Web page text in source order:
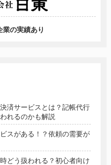
業の実績あり
済サービスとは？記帳代行
れるのかも解説
スがある！？依頼の需要が
どう扱われる？初心者向け